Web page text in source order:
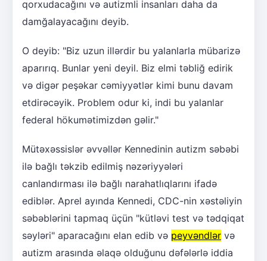
qorxudacağını və autizmli insanları daha da
damğalayacağını deyib.
O deyib: "Biz uzun illərdir bu yalanlarla mübarizə
aparırıq. Bunlar yeni deyil. Biz elmi təbliğ edirik
və digər peşəkar cəmiyyətlər kimi bunu davam
etdirəcəyik. Problem odur ki, indi bu yalanlar
federal hökumətimizdən gəlir."
Mütəxəssislər əvvəllər Kennedinin autizm səbəbi
ilə bağlı təkzib edilmiş nəzəriyyələri
canlandırması ilə bağlı narahatlıqlarını ifadə
ediblər. Aprel ayında Kennedi, CDC-nin xəstəliyin
səbəblərini tapmaq üçün "kütləvi test və tədqiqat
səyləri" aparacağını elan edib və peyvəndlər və
autizm arasında əlaqə olduğunu dəfələrlə iddia